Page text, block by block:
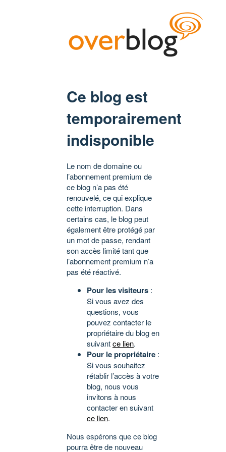
Ce blog est
temporairement
indisponible
Le nom de domaine ou
l’abonnement premium de
ce blog n’a pas été
renouvelé, ce qui explique
cette interruption. Dans
certains cas, le blog peut
également être protégé par
un mot de passe, rendant
son accès limité tant que
l’abonnement premium n’a
pas été réactivé.
Pour les visiteurs :
Si vous avez des
questions, vous
pouvez contacter le
propriétaire du blog en
suivantce lien.
Pour le propriétaire :
Si vous souhaitez
rétablir l’accès à votre
blog, nous vous
invitons à nous
contacter en suivant
ce lien.
Nous espérons que ce blog
pourra être de nouveau